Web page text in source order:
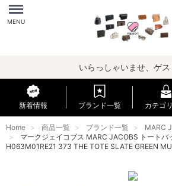
Menu
MENU
いらっしゃいませ、ゲス
新着情報 ブランド一覧 カテゴ
Home 商品一覧 ブランド一覧
MARC
マークジェイコブス MARC JACOBS トートバ
H063M01RE21 373 THE TOTE SLATE GREEN